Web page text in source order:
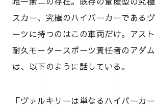
スカー、究極のハイパーカーである
ーツに持つのはこの車両だけ。アス
耐久モータースポーツ責任者のアダ
は、以下のように話している。
「ヴァルキリーは単なるハイパーカ